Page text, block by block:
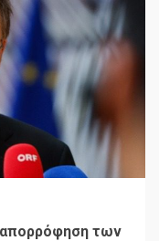
απορρόφηση των